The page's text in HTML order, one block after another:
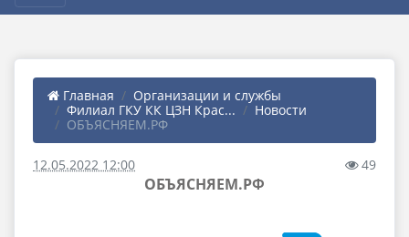
Главная
Организации и службы
Филиал ГКУ КК ЦЗН Крас...
Новости
ОБЪЯСНЯЕМ.РФ
12.05.2022 12:00 49
ОБЪЯСНЯЕМ.РФ